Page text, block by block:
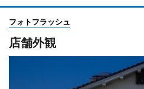
フォトフラッシュ
店舗外観